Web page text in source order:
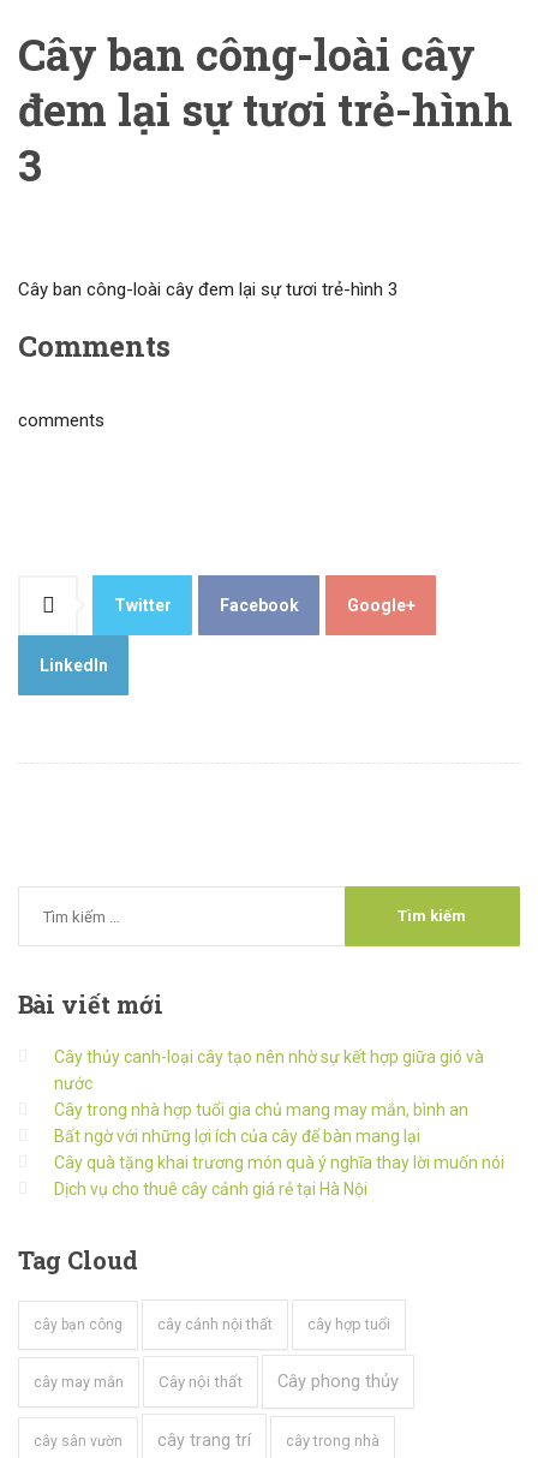
Cây ban công-loài cây
đem lại sự tươi trẻ-hình
3
Cây ban công-loài cây đem lại sự tươi trẻ-hình 3
Comments
comments
Twitter Facebook Google+
LinkedIn
Bài viết mới
Cây thủy canh-loại cây tạo nên nhờ sự kết hợp giữa gió và
nước
Cây trong nhà hợp tuổi gia chủ mang may mắn, bình an
Bất ngờ với những lợi ích của cây để bàn mang lại
Cây quà tặng khai trương món quà ý nghĩa thay lời muốn nói
Dịch vụ cho thuê cây cảnh giá rẻ tại Hà Nội
Tag Cloud
cây bạn công cây cảnh nội thất cây hợp tuổi
cây may mắn Cây nội thất Cây phong thủy
cây sân vườn cây trang trí cây trong nhà